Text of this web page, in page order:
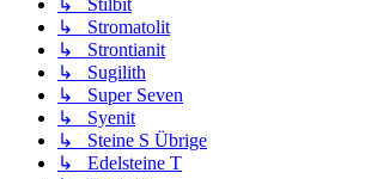
↳ Stilbit
↳ Stromatolit
↳ Strontianit
↳ Sugilith
↳ Super Seven
↳ Syenit
↳ Steine S Übrige
↳ Edelsteine T